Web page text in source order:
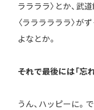
ララララ〉とか、武
〈ララララララ〉が
よなとか。
――それで最後には「
うん、ハッピーに。